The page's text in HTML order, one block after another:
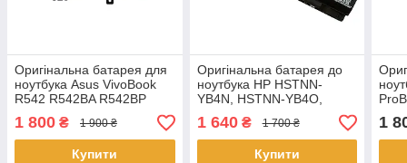
Оригінальна батарея для
ноутбука Asus VivoBook
R542 R542BA R542BP
R542UA R542UF R542UN
R542UQ R542UR
C21N1634
1 800 ₴ 1 900 ₴
Купити
Оригінальна батарея до
ноутбука HP HSTNN-
YB4N, HSTNN-YB4O,
HSTNN-UB4N, HSTNN-
DB4O PI06
1 640₴ 1 700 ₴
Купити
1